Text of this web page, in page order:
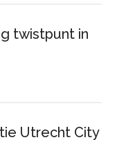
twistpunt in
Utrecht City